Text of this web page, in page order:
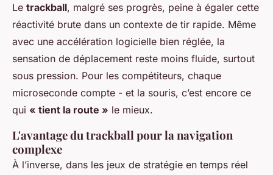
Le trackball, malgré ses progrès, peine à égaler cette
réactivité brute dans un contexte de tir rapide. Même
avec une accélération logicielle bien réglée, la
sensation de déplacement reste moins fluide, surtout
sous pression. Pour les compétiteurs, chaque
microseconde compte - et la souris, c’est encore ce
qui « tient la route » le mieux.
L'avantage du trackball pour la navigation
complexe
À l’inverse, dans les jeux de stratégie en temps réel